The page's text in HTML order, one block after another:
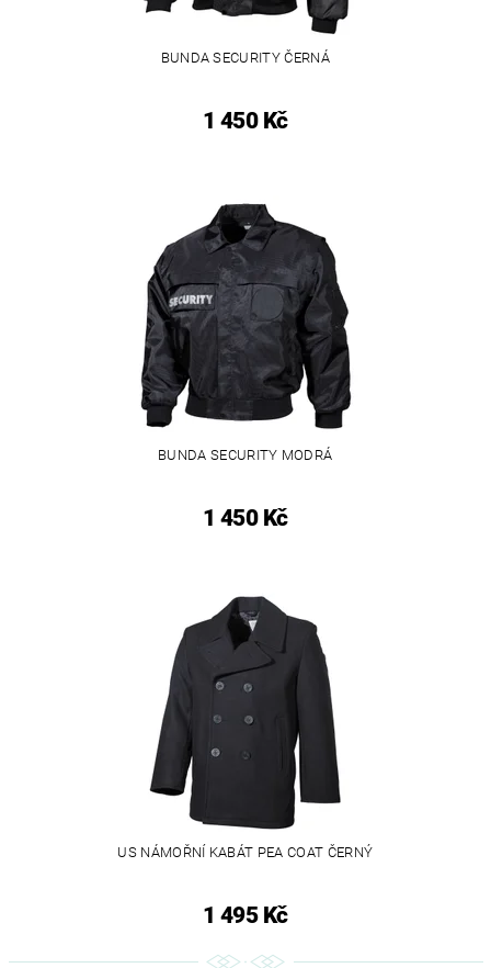
BUNDA SECURITY ČERNÁ
1 450 Kč
BUNDA SECURITY MODRÁ
1 450 Kč
US NÁMOŘNÍ KABÁT PEA COAT ČERNÝ
1 495 Kč